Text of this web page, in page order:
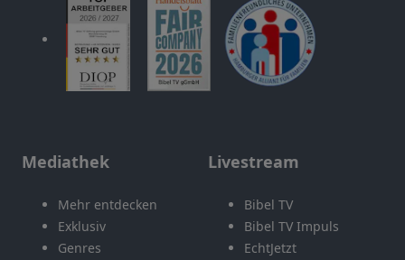
Mediathek
Mehr entdecken
Exklusiv
Genres
Livestream
Bibel TV
Bibel TV Impuls
EchtJetzt